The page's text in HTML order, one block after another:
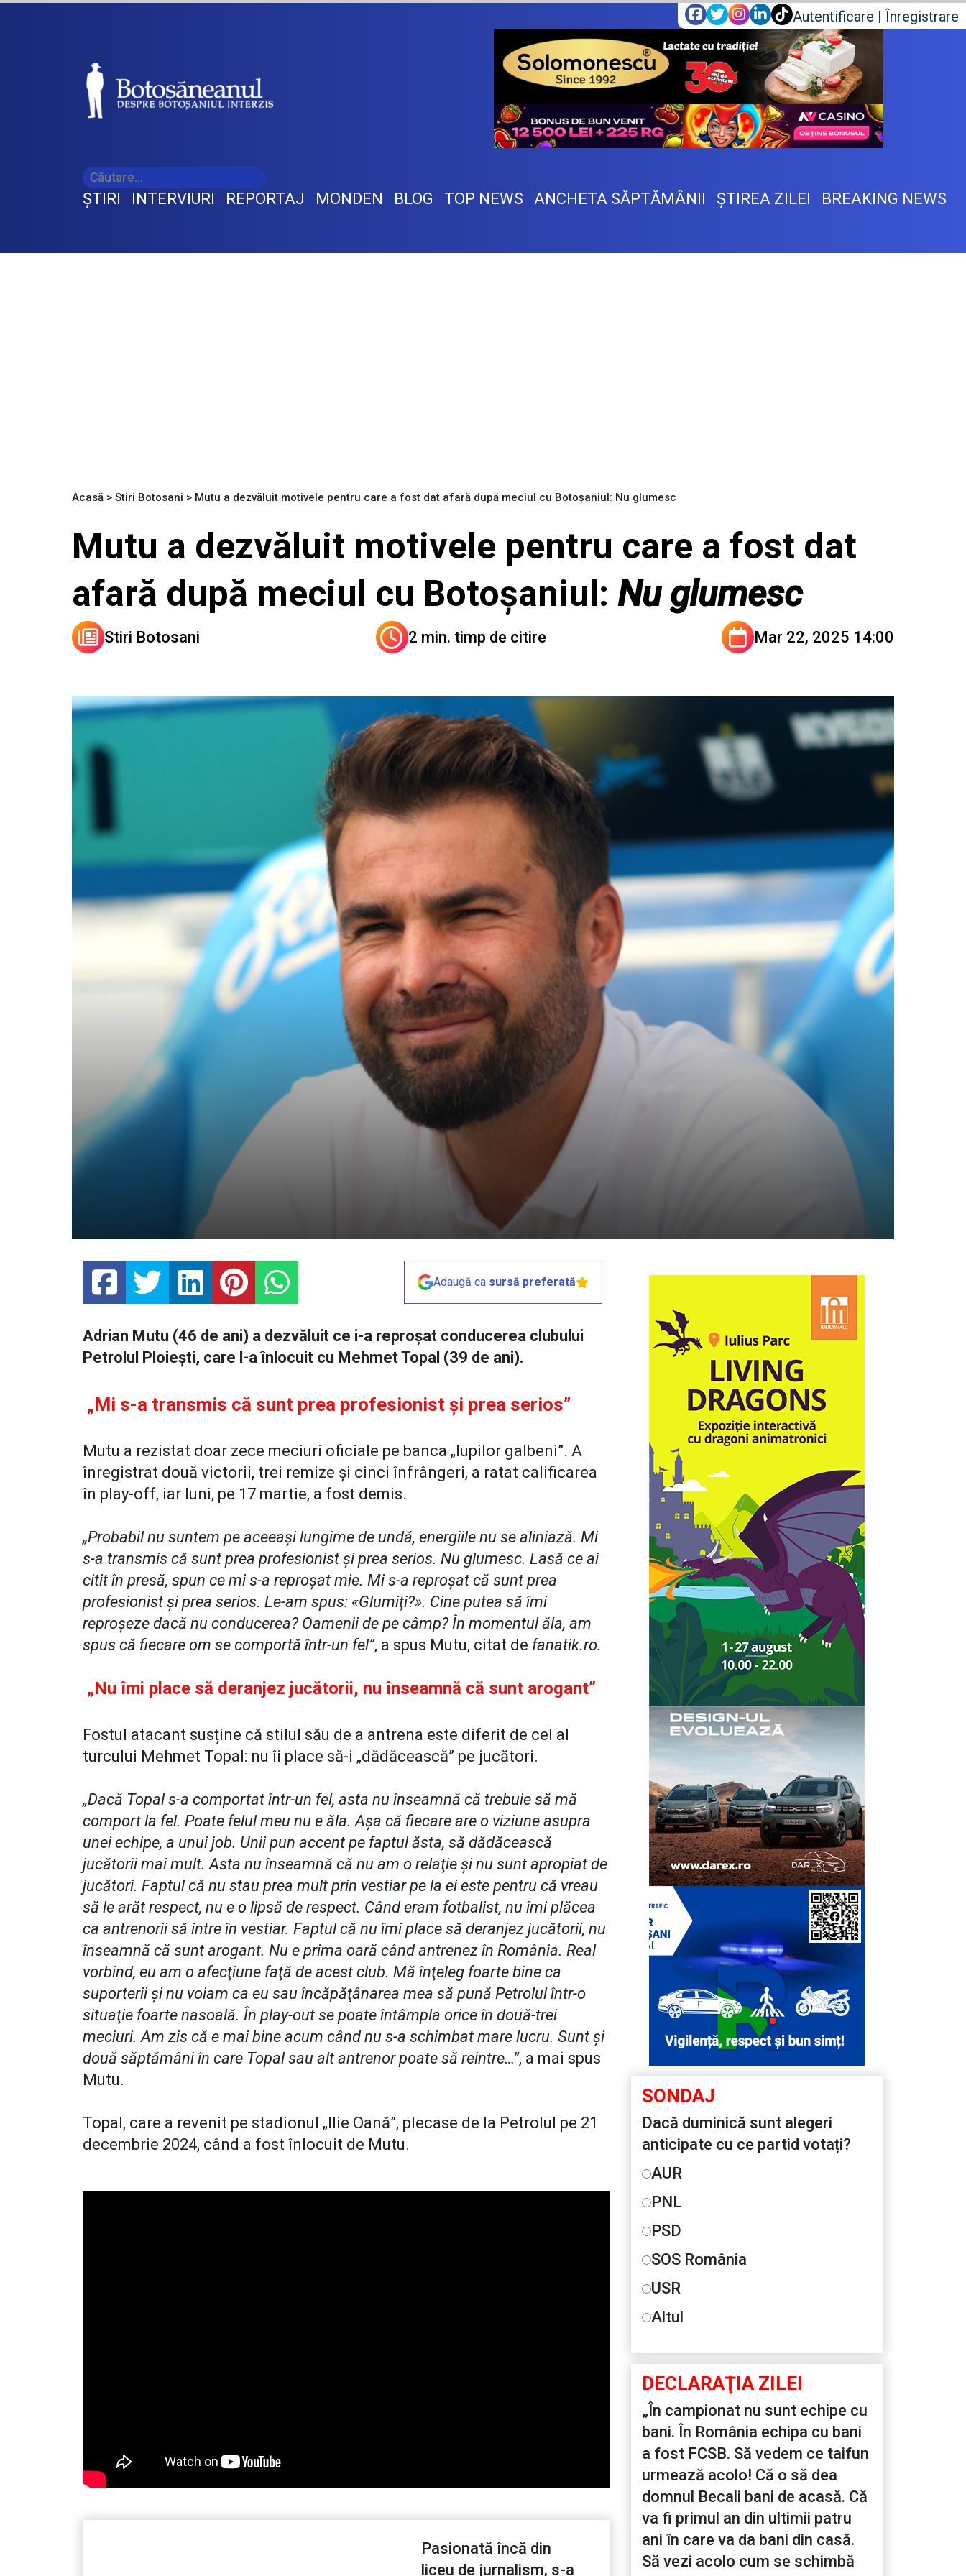
Autentificare | Înregistrare
ŞTIRI INTERVIURI REPORTAJ MONDEN BLOG TOP NEWS ANCHETA SĂPTĂMÂNII ŞTIREA ZILEI BREAKING NEWS
Acasă > Stiri Botosani > Mutu a dezvăluit motivele pentru care a fost dat afară după meciul cu Botoșaniul: Nu glumesc
Mutu a dezvăluit motivele pentru care a fost dat
afară după meciul cu Botoșaniul: Nu glumesc
Stiri Botosani 2 min. timp de citire Mar 22, 2025 14:00
Adaugă ca sursă preferată
Adrian Mutu (46 de ani) a dezvăluit ce i-a reproșat conducerea clubului
Petrolul Ploiești, care l-a înlocuit cu Mehmet Topal (39 de ani).
„Mi s-a transmis că sunt prea profesionist și prea serios”
Mutu a rezistat doar zece meciuri oficiale pe banca „lupilor galbeni”. A
înregistrat două victorii, trei remize și cinci înfrângeri, a ratat calificarea
în play-off, iar luni, pe 17 martie, a fost demis.
„Probabil nu suntem pe aceeaşi lungime de undă, energiile nu se aliniază. Mi
s-a transmis că sunt prea profesionist şi prea serios. Nu glumesc. Lasă ce ai
citit în presă, spun ce mi s-a reproşat mie. Mi s-a reproşat că sunt prea
profesionist şi prea serios. Le-am spus: «Glumiţi?». Cine putea să îmi
reproşeze dacă nu conducerea? Oamenii de pe câmp? În momentul ăla, am
spus că fiecare om se comportă într-un fel”, a spus Mutu, citat de fanatik.ro.
„Nu îmi place să deranjez jucătorii, nu înseamnă că sunt arogant”
Fostul atacant susține că stilul său de a antrena este diferit de cel al
turcului Mehmet Topal: nu îi place să-i „dădăcească” pe jucători.
„Dacă Topal s-a comportat într-un fel, asta nu înseamnă că trebuie să mă
comport la fel. Poate felul meu nu e ăla. Aşa că fiecare are o viziune asupra
unei echipe, a unui job. Unii pun accent pe faptul ăsta, să dădăcească
jucătorii mai mult. Asta nu înseamnă că nu am o relaţie şi nu sunt apropiat de
jucători. Faptul că nu stau prea mult prin vestiar pe la ei este pentru că vreau
să le arăt respect, nu e o lipsă de respect. Când eram fotbalist, nu îmi plăcea
ca antrenorii să intre în vestiar. Faptul că nu îmi place să deranjez jucătorii, nu
înseamnă că sunt arogant. Nu e prima oară când antrenez în România. Real
vorbind, eu am o afecţiune faţă de acest club. Mă înţeleg foarte bine ca
suporterii şi nu voiam ca eu sau încăpăţânarea mea să pună Petrolul într-o
situaţie foarte nasoală. În play-out se poate întâmpla orice în două-trei
meciuri. Am zis că e mai bine acum când nu s-a schimbat mare lucru. Sunt şi
două săptămâni în care Topal sau alt antrenor poate să reintre…”, a mai spus
Mutu.
Topal, care a revenit pe stadionul „Ilie Oană”, plecase de la Petrolul pe 21
decembrie 2024, când a fost înlocuit de Mutu.
Pasionată încă din
liceu de jurnalism, s-a
SONDAJ
Dacă duminică sunt alegeri
anticipate cu ce partid votați?
AUR
PNL
PSD
SOS România
USR
Altul
DECLARAŢIA ZILEI
„În campionat nu sunt echipe cu
bani. În România echipa cu bani
a fost FCSB. Să vedem ce taifun
urmează acolo! Că o să dea
domnul Becali bani de acasă. Că
va fi primul an din ultimii patru
ani în care va da bani din casă.
Să vezi acolo cum se schimbă